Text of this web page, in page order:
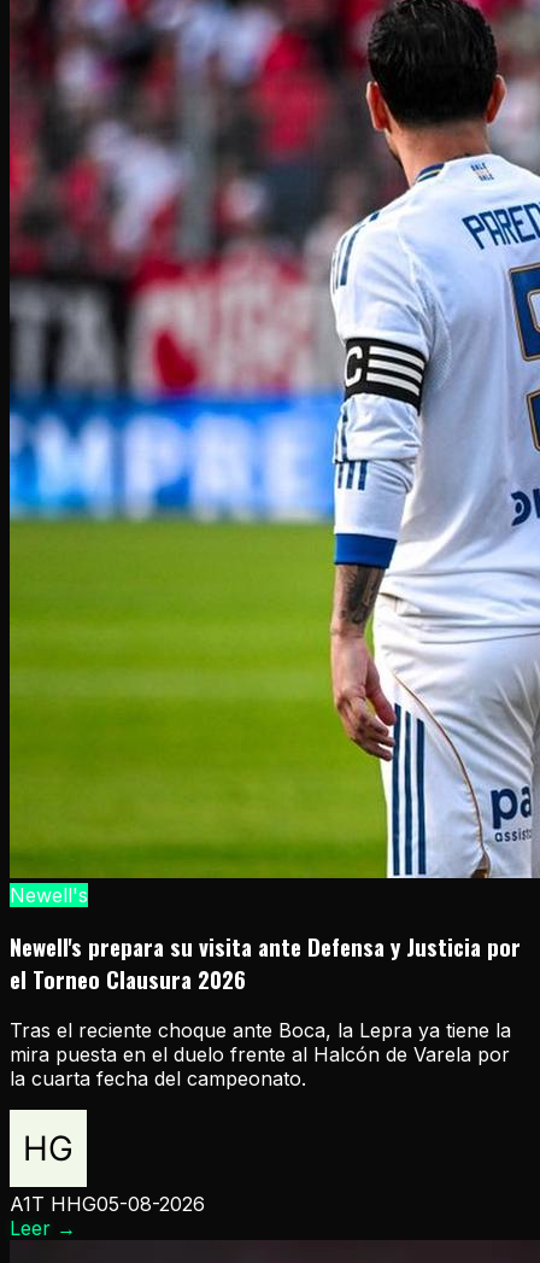
Newell's
Newell's prepara su visita ante Defensa y Justicia por
el Torneo Clausura 2026
Tras el reciente choque ante Boca, la Lepra ya tiene la
mira puesta en el duelo frente al Halcón de Varela por
la cuarta fecha del campeonato.
A1T HHG05-08-2026
Leer →